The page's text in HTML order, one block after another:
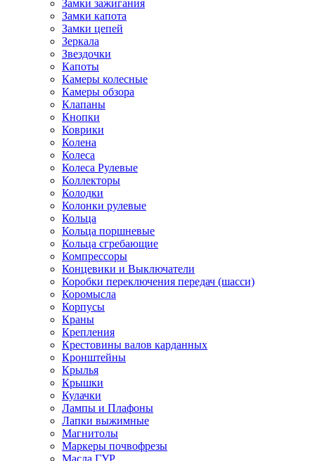
Замки зажигания
Замки капота
Замки цепей
Зеркала
Звездочки
Капоты
Камеры колесные
Камеры обзора
Клапаны
Кнопки
Коврики
Колена
Колеса
Колеса Рулевые
Коллекторы
Колодки
Колонки рулевые
Кольца
Кольца поршневые
Кольца сгребающие
Компрессоры
Концевики и Выключатели
Коробки переключения передач (шасси)
Коромысла
Корпусы
Краны
Крепления
Крестовины валов карданных
Кронштейны
Крылья
Крышки
Кулачки
Лампы и Плафоны
Лапки выжимные
Магнитолы
Маркеры почвофрезы
Масла ГУР